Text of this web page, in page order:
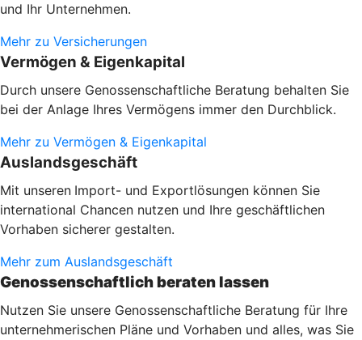
und Ihr Unternehmen.
Mehr zu Versicherungen
Vermögen & Eigenkapital
Durch unsere Genossenschaftliche Beratung behalten Sie
bei der Anlage Ihres Vermögens immer den Durchblick.
Mehr zu Vermögen & Eigenkapital
Auslandsgeschäft
Mit unseren Import- und Exportlösungen können Sie
international Chancen nutzen und Ihre geschäftlichen
Vorhaben sicherer gestalten.
Mehr zum Auslandsgeschäft
Genossenschaftlich beraten lassen
Nutzen Sie unsere Genossenschaftliche Beratung für Ihre
unternehmerischen Pläne und Vorhaben und alles, was Sie